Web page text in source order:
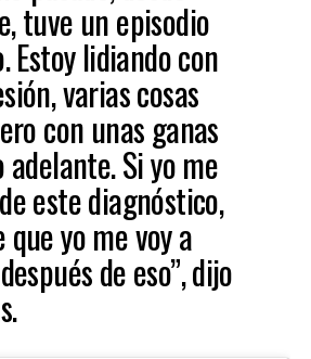
tuve un episodio
lidiando con
varias cosas
con unas ganas
adelante. Si yo me
este diagnóstico,
yo me voy a
de eso”, dijo